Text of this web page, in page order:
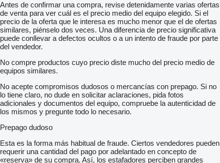
Antes de confirmar una compra, revise detenidamente varias ofertas
de venta para ver cuál es el precio medio del equipo elegido. Si el
precio de la oferta que le interesa es mucho menor que el de ofertas
similares, piénselo dos veces. Una diferencia de precio significativa
puede conllevar a defectos ocultos o a un intento de fraude por parte
del vendedor.
No compre productos cuyo precio diste mucho del precio medio de
equipos similares.
No acepte compromisos dudosos o mercancías con prepago. Si no
lo tiene claro, no dude en solicitar aclaraciones, pida fotos
adicionales y documentos del equipo, compruebe la autenticidad de
los mismos y pregunte todo lo necesario.
Prepago dudoso
Esta es la forma más habitual de fraude. Ciertos vendedores pueden
requerir una cantidad del pago por adelantado en concepto de
«reserva» de su compra. Así, los estafadores perciben grandes